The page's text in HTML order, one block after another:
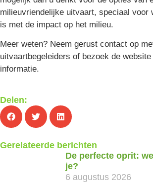
milieuvriendelijke uitvaart, speciaal voor
is met de impact op het milieu.
Meer weten? Neem gerust contact op
uitvaartbegeleiders of bezoek de
informatie.
Delen:
Gerelateerde berichten
De perfecte oprit:
je?
6 augustus 2026